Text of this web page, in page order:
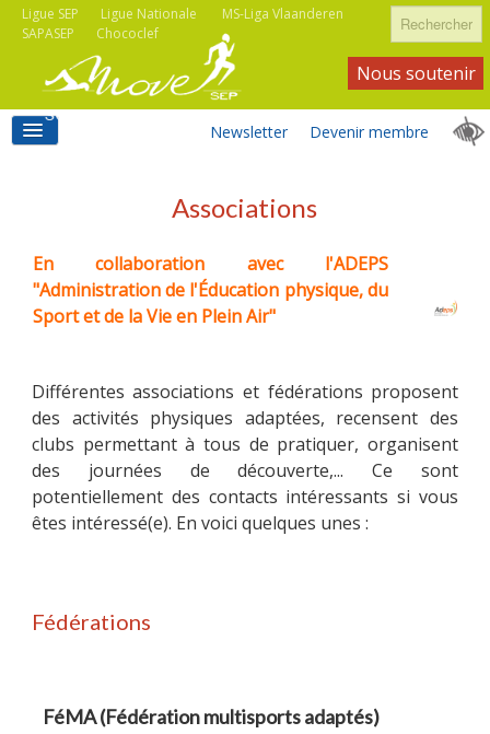
Ligue Nationale MS-Liga Vlaanderen
Ligue SEP
SAPASEP
Chococlef
Rechercher
ACTIVITÉS MOVE SEP
ASSOCIATIONS
INFORMATIONS
Newsletter
Nous soutenir
Devenir membre
Associations
En collaboration avec l'ADEPS
"Administration de l'Éducation physique, du
Sport et de la Vie en Plein Air"
Différentes associations et fédérations proposent
des activités physiques adaptées, recensent des
clubs permettant à tous de pratiquer, organisent
des journées de découverte,... Ce sont
potentiellement des contacts intéressants si vous
êtes intéressé(e). En voici quelques unes :
Fédérations
FéMA (Fédération multisports adaptés)